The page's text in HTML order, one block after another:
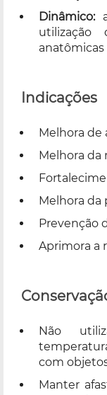
Dinâmico:
utilização
anatômicas
Indicações
Melhora
Melhora da
Melhora da
Prevenção
Aprimora a
Não
com
Manter